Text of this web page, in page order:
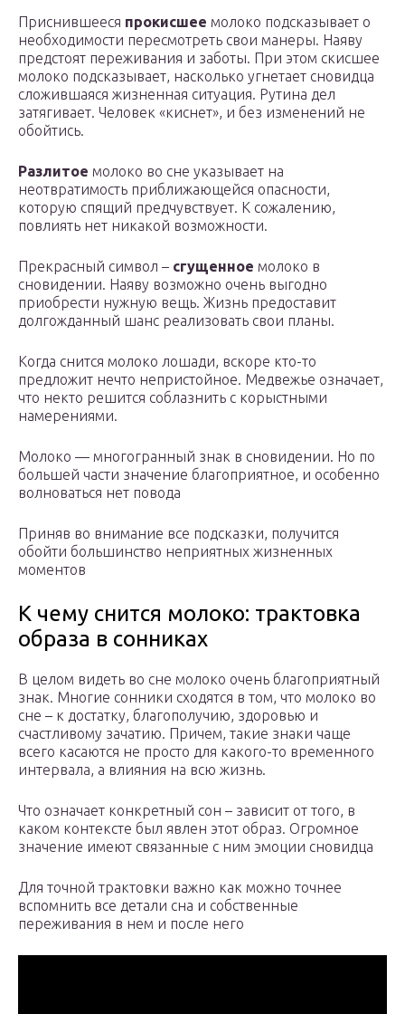
Приснившееся прокисшее молоко подсказывает о
необходимости пересмотреть свои манеры. Наяву
предстоят переживания и заботы. При этом скисшее
молоко подсказывает, насколько угнетает сновидца
сложившаяся жизненная ситуация. Рутина дел
затягивает. Человек «киснет», и без изменений не
обойтись.
Разлитое молоко во сне указывает на
неотвратимость приближающейся опасности,
которую спящий предчувствует. К сожалению,
повлиять нет никакой возможности.
Прекрасный символ – сгущенное молоко в
сновидении. Наяву возможно очень выгодно
приобрести нужную вещь. Жизнь предоставит
долгожданный шанс реализовать свои планы.
Когда снится молоко лошади, вскоре кто-то
предложит нечто непристойное. Медвежье означает,
что некто решится соблазнить с корыстными
намерениями.
Молоко — многогранный знак в сновидении. Но по
большей части значение благоприятное, и особенно
волноваться нет повода
Приняв во внимание все подсказки, получится
обойти большинство неприятных жизненных
моментов
К чему снится молоко: трактовка
образа в сонниках
В целом видеть во сне молоко очень благоприятный
знак. Многие сонники сходятся в том, что молоко во
сне – к достатку, благополучию, здоровью и
счастливому зачатию. Причем, такие знаки чаще
всего касаются не просто для какого-то временного
интервала, а влияния на всю жизнь.
Что означает конкретный сон – зависит от того, в
каком контексте был явлен этот образ. Огромное
значение имеют связанные с ним эмоции сновидца
Для точной трактовки важно как можно точнее
вспомнить все детали сна и собственные
переживания в нем и после него